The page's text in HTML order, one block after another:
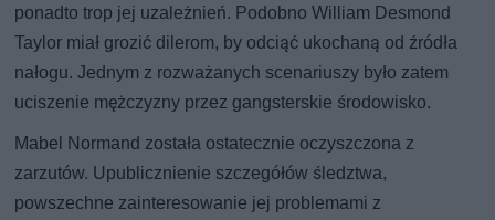
ponadto trop jej uzależnień. Podobno William Desmond
Taylor miał grozić dilerom, by odciąć ukochaną od źródła
nałogu. Jednym z rozważanych scenariuszy było zatem
uciszenie mężczyzny przez gangsterskie środowisko.
Mabel Normand została ostatecznie oczyszczona z
zarzutów. Upublicznienie szczegółów śledztwa,
powszechne zainteresowanie jej problemami z